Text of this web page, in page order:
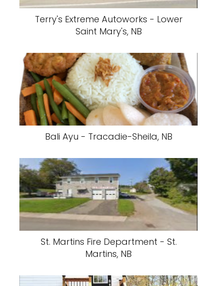
Terry's Extreme Autoworks - Lower
Saint Mary's, NB
Bali Ayu - Tracadie-Sheila, NB
St. Martins Fire Department - St.
Martins, NB